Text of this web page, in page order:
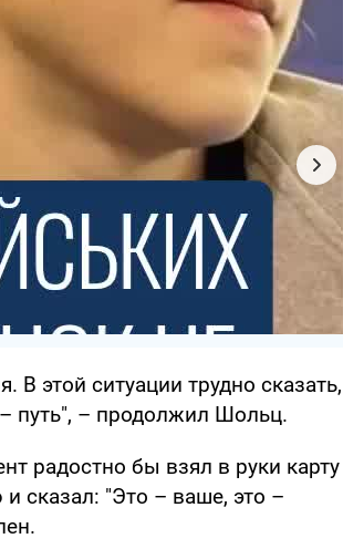
этой ситуации трудно сказать,
путь", – продолжил Шольц.
радостно бы взял в руки карту
сказал: "Это – ваше, это –